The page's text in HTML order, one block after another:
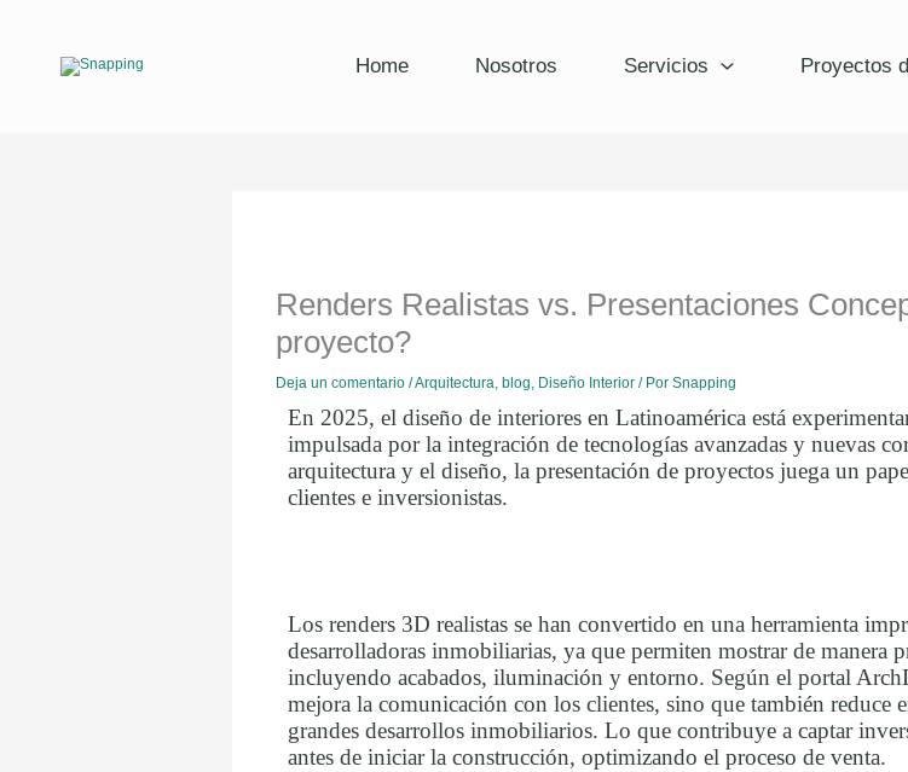
contenido
Home Nosotros Servicios Proyectos
Renders Realistas vs. Presentaciones
proyecto?
Deja un comentario /Arquitectura, blog, Diseño Interior / Por Snapping
En 2025, el diseño de interiores en Latinoamérica está
impulsada por la integración de tecnologías avanzadas y nuevas
arquitectura y el diseño, la presentación de proyectos juega un
clientes e inversionistas.
Los renders 3D realistas se han convertido en una herramienta
desarrolladoras inmobiliarias, ya que permiten mostrar de manera
incluyendo acabados, iluminación y entorno. Según el portal
mejora la comunicación con los clientes, sino que también reduce
grandes desarrollos inmobiliarios. Lo que contribuye a captar
antes de iniciar la construcción, optimizando el proceso de venta.